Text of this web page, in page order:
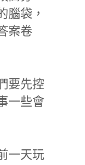
腦袋，
案卷
要先控
一些會
一天玩